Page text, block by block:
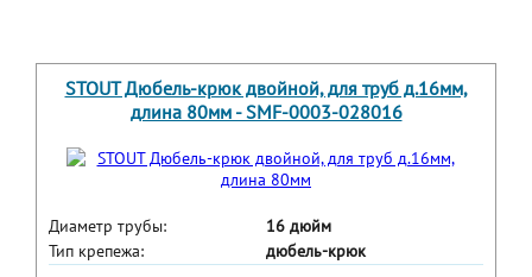
STOUT Дюбель-крюк двойной, для труб д.16мм,
длина 80мм - SMF-0003-028016
Диаметр трубы:
16 дюйм
Тип крепежа:
дюбель-крюк